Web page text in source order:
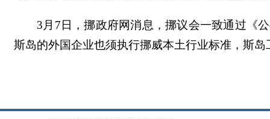
3月7日，挪政府网消息，挪议会一致通过《
斯岛的外国企业也须执行挪威本土行业标准，斯